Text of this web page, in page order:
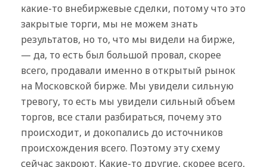
какие-то внебиржевые сделки, потому что это
закрытые торги, мы не можем знать
результатов, но то, что мы видели на бирже,
— да, то есть был большой провал, скорее
всего, продавали именно в открытый рынок
на Московской бирже. Мы увидели сильную
тревогу, то есть мы увидели сильный объем
торгов, все стали разбираться, почему это
происходит, и докопались до источников
происхождения всего. Поэтому эту схему
сейчас закроют. Какие-то другие, скорее всего,